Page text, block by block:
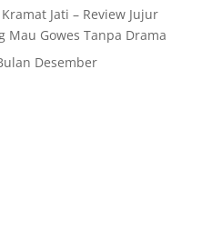
Jati – Review Jujur
Mau Gowes Tanpa Drama
Desember